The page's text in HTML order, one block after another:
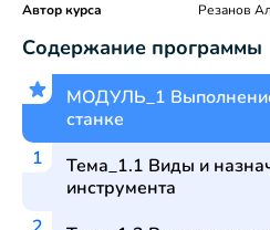
Автор курса Резанов
Содержание программы
МОДУЛЬ_1
станке
Тема_1.1 Виды и
инструмента